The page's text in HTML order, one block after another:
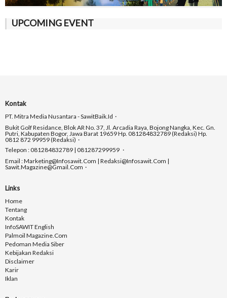
UPCOMING EVENT
Kontak
PT. Mitra Media Nusantara - SawitBaik.id
Bukit Golf Residance, Blok AR No. 37, Jl. Arcadia Raya, Bojong Nangka, Kec. Gn.
Putri, Kabupaten Bogor, Jawa Barat 19659 Hp. 081284832789 (Redaksi) Hp.
0812 872 99959 (Redaksi)
Telepon : 081284832789 | 081287299959
Email : Marketing@infosawit.com | Redaksi@infosawit.com |
Sawit.magazine@gmail.com
Links
Home
Tentang
Kontak
InfoSAWIT English
Palmoil Magazine.com
Pedoman Media Siber
Kebijakan Redaksi
Disclaimer
Karir
Iklan